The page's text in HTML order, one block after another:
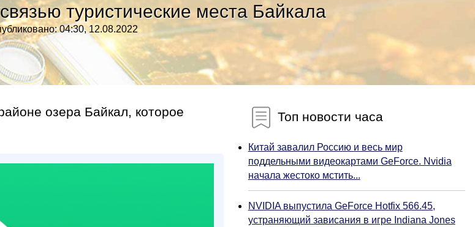
туристические места Байкала
04:30, 12.08.2022
озера Байкал, которое
Топ новости часа
Китай завалил Россию и весь мир
поддельными видеокартами GeForce. Nvidia
начала жестоко мстить...
NVIDIA выпустила GeForce Hotfix 566.45,
устраняющий зависания в игре Indiana Jones